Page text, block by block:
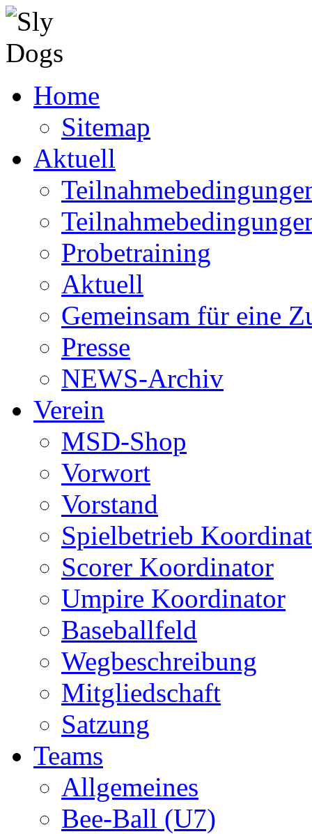
Home
Sitemap
Aktuell
Probetraining
Aktuell
Gemeinsam für eine
Presse
NEWS-Archiv
Verein
MSD-Shop
Vorwort
Vorstand
Spielbetrieb
Scorer Koordinator
Umpire Koordinator
Baseballfeld
Wegbeschreibung
Mitgliedschaft
Satzung
Teams
Allgemeines
Bee-Ball (U7)